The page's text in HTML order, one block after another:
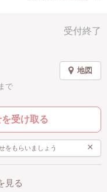
ラスや貝がらを選ぶこと
み体験でも大丈夫です)
スの破片が長い年月をか
表面が曇りガラスのよう
受付終了
で
地図
受け取る
をもらいましょう ×
見る